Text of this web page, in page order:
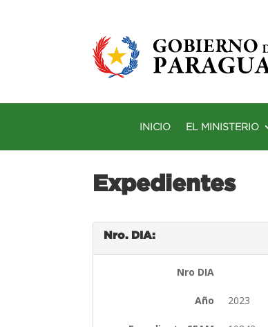
INICIO EL MINISTERIO
Expedientes
Nro. DIA:
Nro DIA
Año 2023